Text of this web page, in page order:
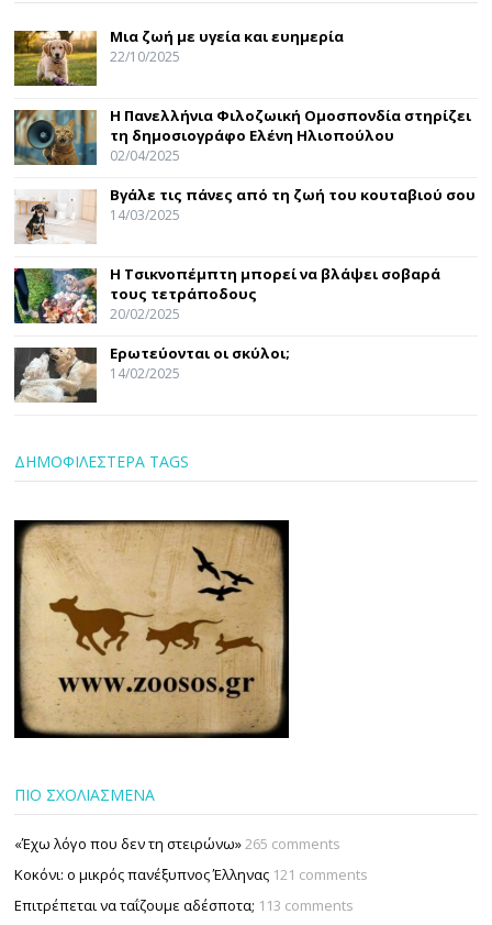
Μια ζωή με υγεία και ευημερία
22/10/2025
Η Πανελλήνια Φιλοζωική Ομοσπονδία στηρίζει
τη δημοσιογράφο Ελένη Ηλιοπούλου
02/04/2025
Βγάλε τις πάνες από τη ζωή του κουταβιού σου
14/03/2025
Η Τσικνοπέμπτη μπορεί να βλάψει σοβαρά
τους τετράποδους
20/02/2025
Ερωτεύονται οι σκύλοι;
14/02/2025
ΔΗΜΟΦΙΛΕΣΤΕΡΑ TAGS
ΠΙΟ ΣΧΟΛΙΑΣΜΕΝΑ
«Έχω λόγο που δεν τη στειρώνω»265 comments
Κοκόνι: ο μικρός πανέξυπνος Έλληνας 121 comments
Επιτρέπεται να ταΐζουµε αδέσποτα; 113 comments